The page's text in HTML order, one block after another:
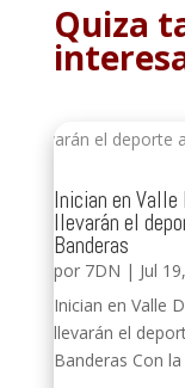
Quiza
Inician en Valle
llevarán el
Banderas
por 7DN | Jul
Inician en Valle
llevarán el
Banderas Con